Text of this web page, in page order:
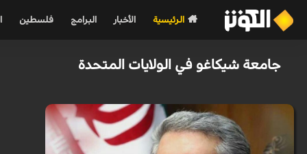
الرئيسية الأخبار البرامج فلسطين
جامعة شيكاغو في الولايات المتحدة